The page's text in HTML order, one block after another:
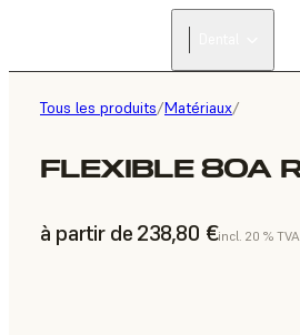
Tous les produits/Matériaux/
FLEXIBLE 80A
à partir de 238,80 €incl. 20 % TVA